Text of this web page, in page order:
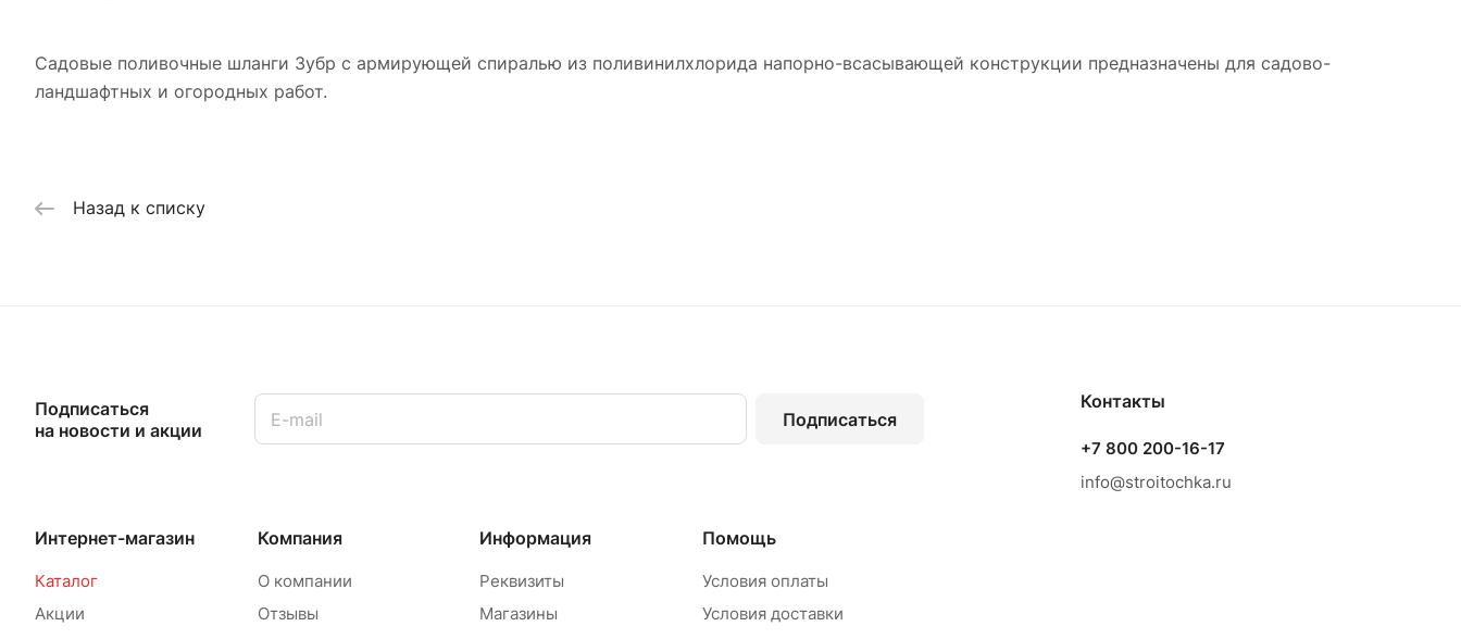
Садовые поливочные шланги Зубр с армирующей спиралью из поливинилхлорида напорно-всасывающей конструкции предназначены для садово-
ландшафтных и огородных работ.
Назад к списку
Подписаться
на новости и акции
Подписаться
Интернет-магазин
Каталог
Акции
Компания
О компании
Отзывы
Информация
Реквизиты
Магазины
Помощь
Условия оплаты
Условия доставки
Контакты
+7 800 200-16-17
info@stroitochka.ru